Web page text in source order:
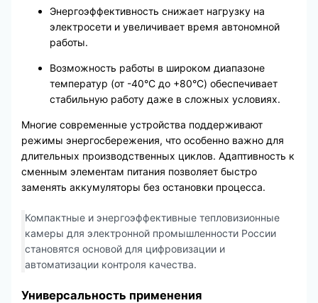
Энергоэффективность снижает нагрузку на
электросети и увеличивает время автономной
работы.
Возможность работы в широком диапазоне
температур (от -40°C до +80°C) обеспечивает
стабильную работу даже в сложных условиях.
Многие современные устройства поддерживают
режимы энергосбережения, что особенно важно для
длительных производственных циклов. Адаптивность к
сменным элементам питания позволяет быстро
заменять аккумуляторы без остановки процесса.
Компактные и энергоэффективные тепловизионные
камеры для электронной промышленности России
становятся основой для цифровизации и
автоматизации контроля качества.
Универсальность применения